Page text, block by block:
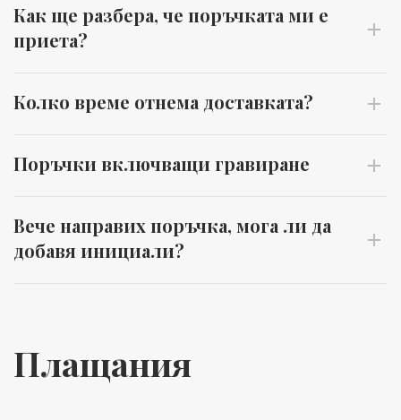
Как ще разбера, че поръчката ми е
приета?
Колко време отнема доставката?
Поръчки включващи гравиране
Вече направих поръчка, мога ли да
добавя инициали?
Плащания